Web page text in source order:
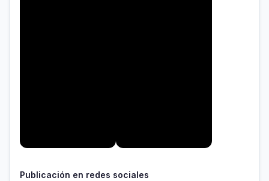
Publicación en redes sociales